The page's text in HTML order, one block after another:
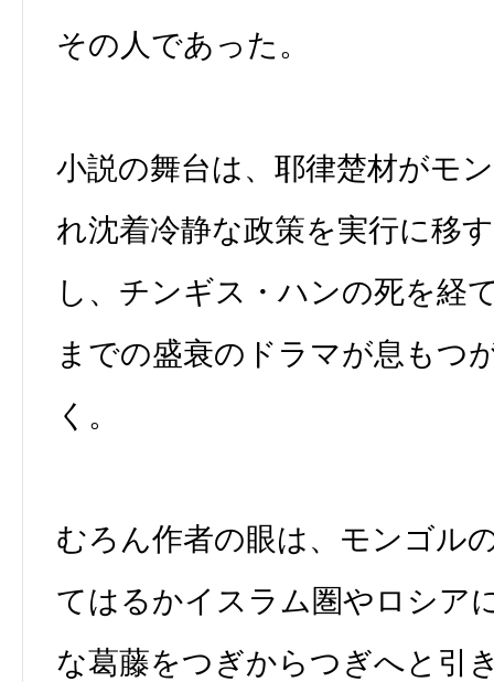
その人であった。
小説の舞台は、耶律楚材がモ
れ沈着冷静な政策を実行に移
し、チンギス・ハンの死を経
までの盛衰のドラマが息もつ
く。
むろん作者の眼は、モンゴル
てはるかイスラム圏やロシア
な葛藤をつぎからつぎへと引